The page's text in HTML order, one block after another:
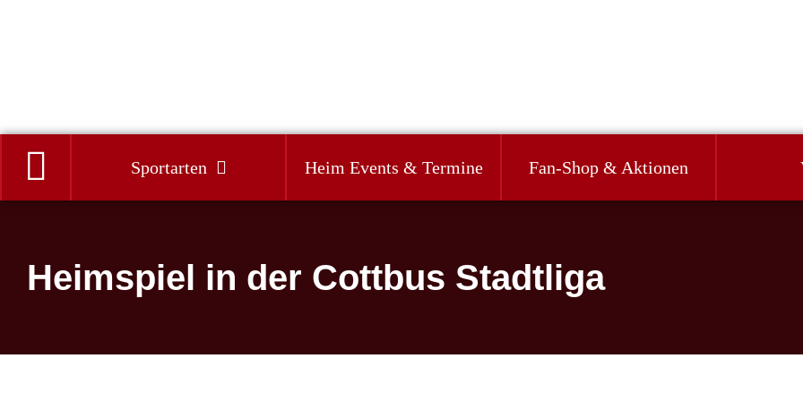
Sportarten Heim Events & Termine Fan-Shop & Aktionen
Heimspiel in der Cottbus Stadtliga